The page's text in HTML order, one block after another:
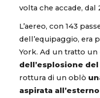
volta che accade, dal
L’aereo, con 143
dell’equipaggio, era
York. Ad un tratto un
dell’esplosione
rottura di un oblò
aspirata all’esterno